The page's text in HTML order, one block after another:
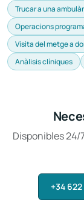
Trucar a una
Operacions
Visita del metge a
Anàlisis clíniques
Disponibles 24/
+34 622